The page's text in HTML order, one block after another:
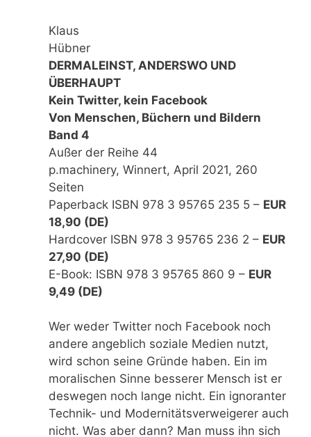
Klaus
Hübner
DERMALEINST, ANDERSWO UND
ÜBERHAUPT
Kein Twitter, kein Facebook
Von Menschen, Büchern und Bildern
Band 4
Außer der Reihe 44
p.machinery, Winnert, April 2021, 260
Seiten
Paperback ISBN 978 3 95765 235 5 – EUR
18,90 (DE)
Hardcover ISBN 978 3 95765 236 2 – EUR
27,90 (DE)
E-Book: ISBN 978 3 95765 860 9 – EUR
9,49 (DE)
Wer weder Twitter noch Facebook noch
andere angeblich soziale Medien nutzt,
wird schon seine Gründe haben. Ein im
moralischen Sinne besserer Mensch ist er
deswegen noch lange nicht. Ein ignoranter
Technik- und Modernitätsverweigerer auch
nicht. Was aber dann? Man muss ihn sich